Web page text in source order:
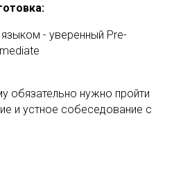
- уверенный Pre-
обязательно нужно пройти
и устное собеседование с